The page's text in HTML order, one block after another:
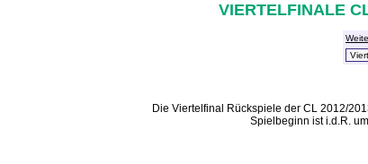
VIERTELFINALE
Die Viertelfinal Rückspiele der CL 2012/
Spielbeginn ist i.d.R.